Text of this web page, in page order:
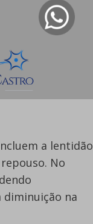
distinta dos
possam ser
tende a
pode
a lentidão
No
na